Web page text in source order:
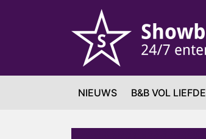
NIEUWS B&B VOL LIEFDE